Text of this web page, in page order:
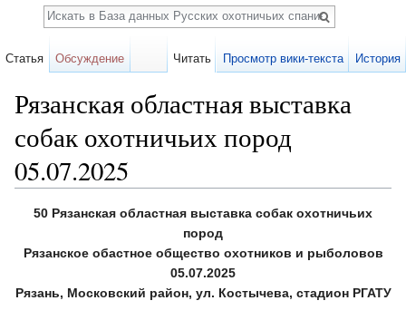
Рязанская областная выставка
собак охотничьих пород
05.07.2025
50 Рязанская областная выставка собак охотничьих
пород
Рязанское обастное общество охотников и рыболовов
05.07.2025
Рязань, Московский район, ул. Костычева, стадион РГАТУ
Статья Обсуждение Читать Просмотр вики-текста История
Поиск